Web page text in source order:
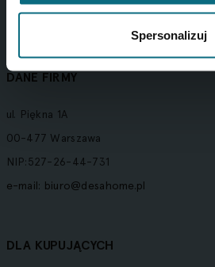
Spersonalizuj
DANE FIRMY
ul. Piękna 1A
00-477 Warszawa
NIP:527-26-44-731
e-mail: biuro@desahome.pl
DLA KUPUJĄCYCH